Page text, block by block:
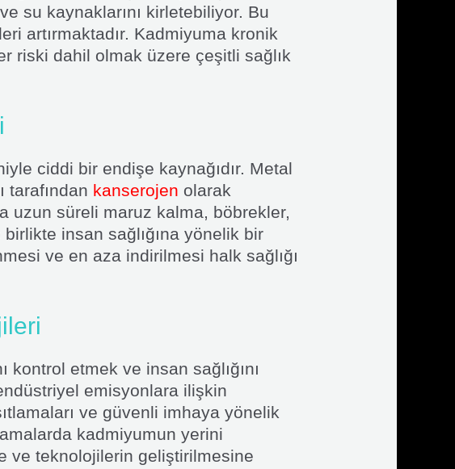
su kaynaklarını kirletebiliyor. Bu
artırmaktadır. Kadmiyuma kronik
riski dahil olmak üzere çeşitli sağlık
ciddi bir endişe kaynağıdır. Metal
tarafından kanserojen olarak
uzun süreli maruz kalma, böbrekler,
insan sağlığına yönelik bir
ve en aza indirilmesi halk sağlığı
etmek ve insan sağlığını
emisyonlara ilişkin
ve güvenli imhaya yönelik
kadmiyumun yerini
ve teknolojilerin geliştirilmesine